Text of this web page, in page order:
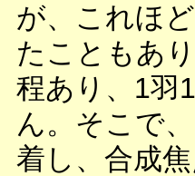
が、これほ
たこともあ
程あり、1羽
ん。そこで
着し、合成